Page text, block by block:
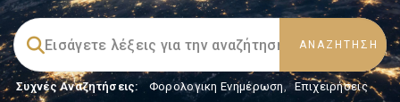
Συχνές Αναζητήσεις: Φορολογικη Ενημέρωση, Επιχειρήσεις